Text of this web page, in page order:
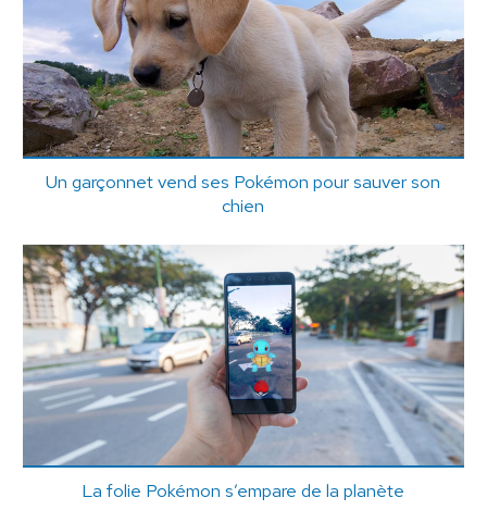
Un garçonnet vend ses Pokémon pour sauver son
chien
La folie Pokémon s’empare de la planète